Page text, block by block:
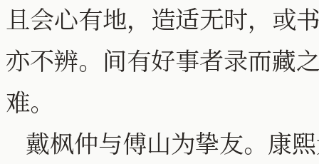
且会心有地，造适无时，或
亦不辨。间有好事者录而藏
难。
戴枫仲与傅山为挚友。康